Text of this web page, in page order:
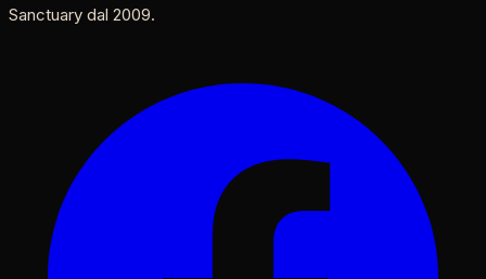
Sanctuary dal 2009.